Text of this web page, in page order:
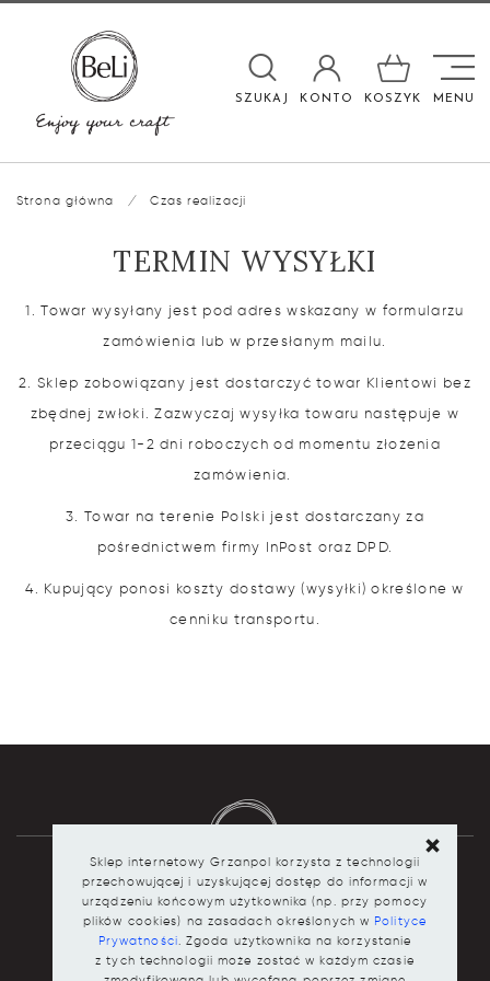
SZUKAJ KONTO KOSZYK

MENU
Strona główna / Czas realizacji
TERMIN WYSYŁKI
1. Towar wysyłany jest pod adres wskazany w formularzu
zamówienia lub w przesłanym mailu.
2. Sklep zobowiązany jest dostarczyć towar Klientowi bez
zbędnej zwłoki. Zazwyczaj wysyłka towaru następuje w
przeciągu 1-2 dni roboczych od momentu złożenia
zamówienia.
3. Towar na terenie Polski jest dostarczany za
pośrednictwem firmy InPost oraz DPD.
4. Kupujący ponosi koszty dostawy (wysyłki) określone w
cenniku transportu.
Sklep internetowy Grzanpol korzysta z technologii
przechowującej i uzyskującej dostęp do informacji w
urządzeniu końcowym użytkownika (np. przy pomocy
plików cookies) na zasadach określonych w Polityce
Prywatności. Zgoda użytkownika na korzystanie
z tych technologii może zostać w każdym czasie
Dane kontaktowe